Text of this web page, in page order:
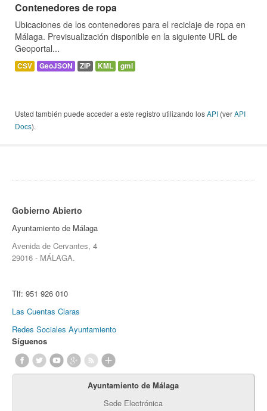
Contenedores de ropa
Ubicaciones de los contenedores para el reciclaje de ropa en
Málaga. Previsualización disponible en la siguiente URL de
Geoportal...
CSV GeoJSON ZIP KML gml
Usted también puede acceder a este registro utilizando losAPI (verAPI
Docs).
Gobierno Abierto
Ayuntamiento de Málaga
Avenida de Cervantes, 4
29016 - MÁLAGA.
Tlf: 951 926 010
Las Cuentas Claras
Redes Sociales Ayuntamiento
Síguenos
Ayuntamiento de Málaga
Sede Electrónica